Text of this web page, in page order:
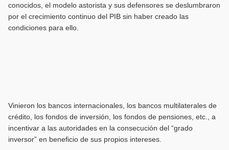
conocidos, el modelo astorista y sus defensores se deslumbraron
por el crecimiento continuo del PIB sin haber creado las
condiciones para ello.
Vinieron los bancos internacionales, los bancos multilaterales de
crédito, los fondos de inversión, los fondos de pensiones, etc., a
incentivar a las autoridades en la consecución del “grado
inversor” en beneficio de sus propios intereses.